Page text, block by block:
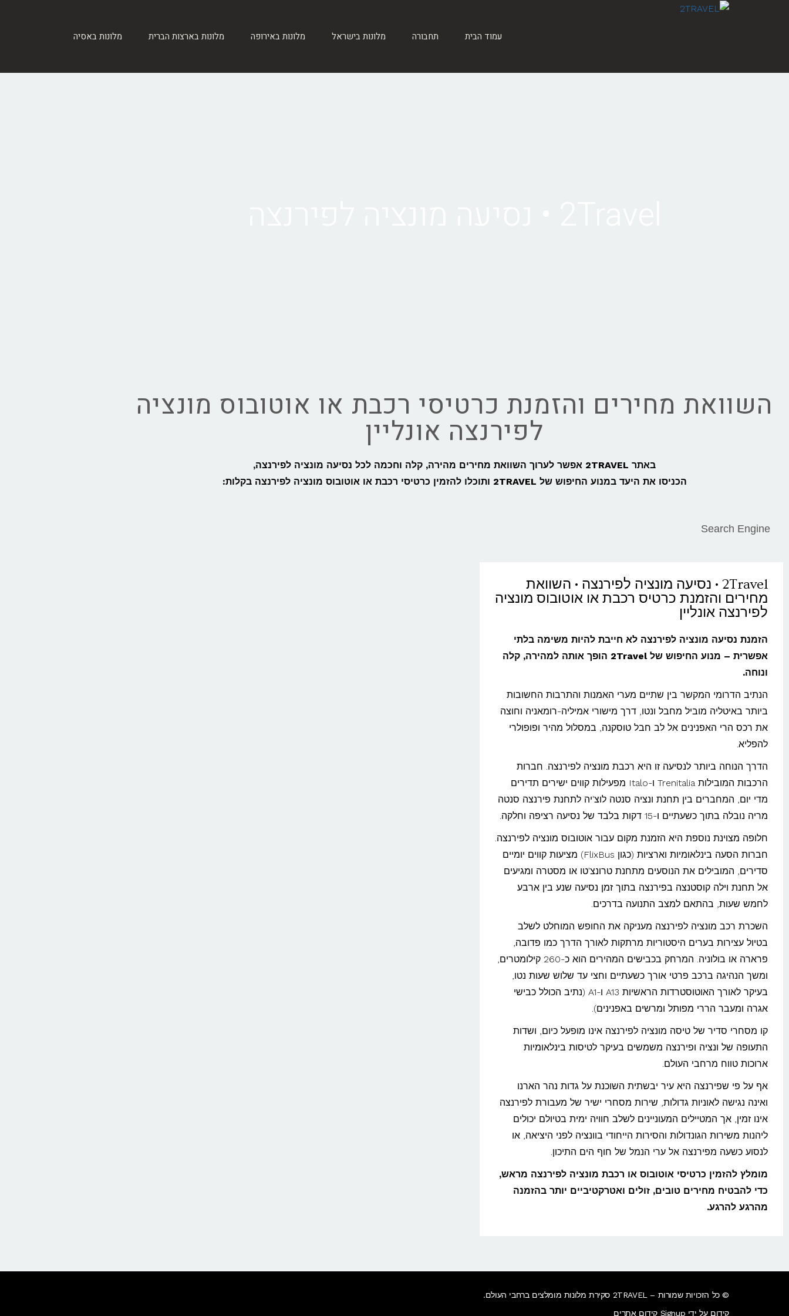
עמוד הבית תחבורה מלונות בישראל מלונות באירופה מלונות בארצות הברית מלונות באסיה
השוואת מחירים והזמנת כרטיסי רכבת או אוטובוס מונציה
לפירנצה אונליין
באתר 2TRAVEL אפשר לערוך השוואת מחירים מהירה, קלה וחכמה לכל נסיעה מונציה לפירנצה,
הכניסו את היעד במנוע החיפוש של 2TRAVEL ותוכלו להזמין כרטיסי רכבת או אוטובוס מונציה לפירנצה בקלות:
Search Engine
2Travel • נסיעה מונציה לפירנצה • השוואת
מחירים והזמנת כרטיס רכבת או אוטובוס מונציה
לפירנצה אונליין
הזמנת נסיעה מונציה לפירנצה לא חייבת להיות משימה בלתי
אפשרית – מנוע החיפוש של 2Travel הופך אותה למהירה, קלה
ונוחה.
הנתיב הדרומי המקשר בין שתיים מערי האמנות והתרבות החשובות
ביותר באיטליה מוביל מחבל ונטו, דרך מישורי אמיליה-רומאניה וחוצה
את רכס הרי האפנינים אל לב חבל טוסקנה, במסלול מהיר ופופולרי
להפליא.
הדרך הנוחה ביותר לנסיעה זו היא רכבת מונציה לפירנצה. חברות
הרכבות המובילות Trenitalia ו-Italo מפעילות קווים ישירים תדירים
מדי יום, המחברים בין תחנת ונציה סנטה לוצ'יה לתחנת פירנצה סנטה
מריה נובלה בתוך כשעתיים ו-15 דקות בלבד של נסיעה רציפה וחלקה.
חלופה מצוינת נוספת היא הזמנת מקום עבור אוטובוס מונציה לפירנצה.
חברות הסעה בינלאומיות וארציות (כגון FlixBus) מציעות קווים יומיים
סדירים, המובילים את הנוסעים מתחנת טרונצ'טו או מסטרה ומגיעים
אל תחנת וילה קוסטנצה בפירנצה בתוך זמן נסיעה שנע בין ארבע
לחמש שעות, בהתאם למצב התנועה בדרכים.
השכרת רכב מונציה לפירנצה מעניקה את החופש המוחלט לשלב
בטיול עצירות בערים היסטוריות מרתקות לאורך הדרך כמו פדובה,
פרארה או בולוניה. המרחק בכבישים המהירים הוא כ-260 קילומטרים,
ומשך הנהיגה ברכב פרטי אורך כשעתיים וחצי עד שלוש שעות נטו,
בעיקר לאורך האוטוסטרדות הראשיות A13 ו-A1 (נתיב הכולל כבישי
אגרה ומעבר הררי מפותל ומרשים באפנינים).
קו מסחרי סדיר של טיסה מונציה לפירנצה אינו מופעל כיום, ושדות
התעופה של ונציה ופירנצה משמשים בעיקר לטיסות בינלאומיות
ארוכות טווח מרחבי העולם.
אף על פי שפירנצה היא עיר יבשתית השוכנת על גדות נהר הארנו
ואינה נגישה לאוניות גדולות, שירות מסחרי ישיר של מעבורת לפירנצה
אינו זמין, אך המטיילים המעוניינים לשלב חוויה ימית בטיולם יכולים
ליהנות משירות הגונדולות והסירות הייחודי בוונציה לפני היציאה, או
לנסוע כשעה מפירנצה אל ערי הנמל של חוף הים התיכון.
מומלץ להזמין כרטיסי אוטובוס או רכבת מונציה לפירנצה מראש,
כדי להבטיח מחירים טובים, זולים ואטרקטיביים יותר בהזמנה
מהרגע להרגע.
© כל הזכויות שמורות – 2TRAVEL סקירת מלונות מומלצים ברחבי העולם.
קידום על ידי Signup קידום אתרים